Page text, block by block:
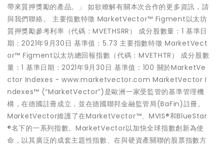
帶來質押獎勵的產品。」 如欲瞭解有關本次合作的更多資訊，請
與我們聯絡。 主要指數特徵 MarketVector™ Figment以太坊
質押獎勵參考利率（代碼：MVETHSRR） 成分股數量：1 基準日
期：2021年9月30日 基準值：5.73 主要指數特徵 MarketVect
or™ Figment以太坊總回報指數（代碼：MVETHTR） 成分股數
量：1 基準日期：2021年9月30日 基準值：100 關於MarketVe
ctor Indexes - www.marketvector.com MarketVector I
ndexes™ (“MarketVector”)是歐洲一家受監管的基準管理機
構，在德國註冊成立，並在德國聯邦金融監管局(BaFin)註冊。
MarketVector維護了在MarketVector™、MVIS®和BlueStar
®名下的一系列指數。MarketVector以加快全球指數創新為使
命，以其廣泛的成套主題性指數、在與硬資產關聯的股票指數方